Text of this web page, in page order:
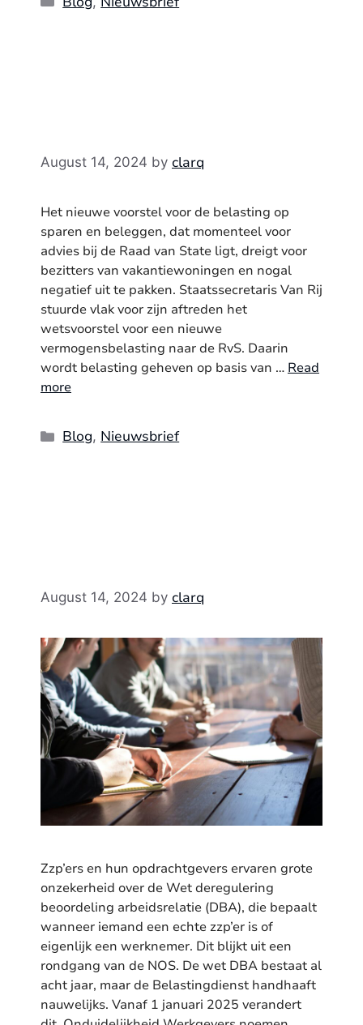
August 14, 2024 by clarq
Het nieuwe voorstel voor de belasting op
sparen en beleggen, dat momenteel voor
advies bij de Raad van State ligt, dreigt voor
bezitters van vakantiewoningen en nogal
negatief uit te pakken. Staatssecretaris Van Rij
stuurde vlak voor zijn aftreden het
wetsvoorstel voor een nieuwe
vermogensbelasting naar de RvS. Daarin
wordt belasting geheven op basis van … Read
more
Categories
Blog, Nieuwsbrief
August 14, 2024 by clarq
Zzp’ers en hun opdrachtgevers ervaren grote
onzekerheid over de Wet deregulering
beoordeling arbeidsrelatie (DBA), die bepaalt
wanneer iemand een echte zzp’er is of
eigenlijk een werknemer. Dit blijkt uit een
rondgang van de NOS. De wet DBA bestaat al
acht jaar, maar de Belastingdienst handhaaft
nauwelijks. Vanaf 1 januari 2025 verandert